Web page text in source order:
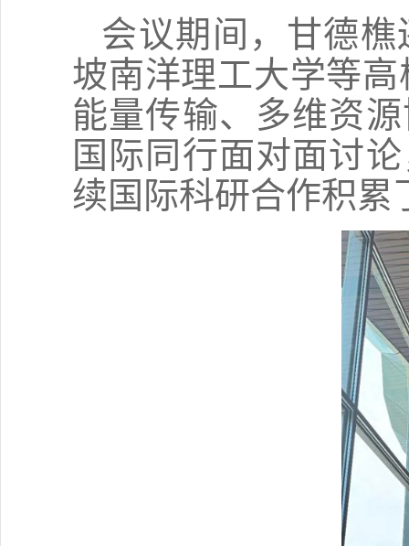
会议期间，甘德
坡南洋理工大学等
能量传输、多维资
国际同行面对面讨
续国际科研合作积累